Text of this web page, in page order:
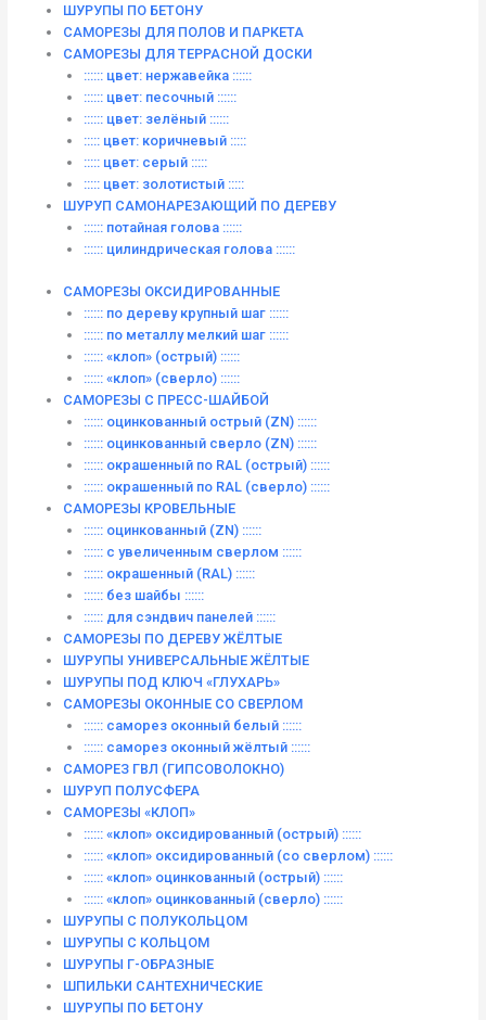
ШУРУПЫ ПО БЕТОНУ
САМОРЕЗЫ ДЛЯ ПОЛОВ И ПАРКЕТА
САМОРЕЗЫ ДЛЯ ТЕРРАСНОЙ ДОСКИ
:::::: цвет: нержавейка ::::::
:::::: цвет: песочный ::::::
:::::: цвет: зелёный ::::::
::::: цвет: коричневый :::::
::::: цвет: серый :::::
::::: цвет: золотистый :::::
ШУРУП САМОНАРЕЗАЮЩИЙ ПО ДЕРЕВУ
:::::: потайная голова ::::::
:::::: цилиндрическая голова ::::::
САМОРЕЗЫ ОКСИДИРОВАННЫЕ
:::::: по дереву крупный шаг ::::::
:::::: по металлу мелкий шаг ::::::
:::::: «клоп» (острый) ::::::
:::::: «клоп» (сверло) ::::::
САМОРЕЗЫ С ПРЕСС-ШАЙБОЙ
:::::: оцинкованный острый (ZN) ::::::
:::::: оцинкованный сверло (ZN) ::::::
:::::: окрашенный по RAL (острый) ::::::
:::::: окрашенный по RAL (сверло) ::::::
САМОРЕЗЫ КРОВЕЛЬНЫЕ
:::::: оцинкованный (ZN) ::::::
:::::: с увеличенным сверлом ::::::
:::::: окрашенный (RAL) ::::::
:::::: без шайбы ::::::
:::::: для сэндвич панелей ::::::
САМОРЕЗЫ ПО ДЕРЕВУ ЖЁЛТЫЕ
ШУРУПЫ УНИВЕРСАЛЬНЫЕ ЖЁЛТЫЕ
ШУРУПЫ ПОД КЛЮЧ «ГЛУХАРЬ»
САМОРЕЗЫ ОКОННЫЕ СО СВЕРЛОМ
:::::: саморез оконный белый ::::::
:::::: саморез оконный жёлтый ::::::
САМОРЕЗ ГВЛ (ГИПСОВОЛОКНО)
ШУРУП ПОЛУСФЕРА
САМОРЕЗЫ «КЛОП»
:::::: «клоп» оксидированный (острый) ::::::
:::::: «клоп» оксидированный (со сверлом) ::::::
:::::: «клоп» оцинкованный (острый) ::::::
:::::: «клоп» оцинкованный (сверло) ::::::
ШУРУПЫ С ПОЛУКОЛЬЦОМ
ШУРУПЫ С КОЛЬЦОМ
ШУРУПЫ Г-ОБРАЗНЫЕ
ШПИЛЬКИ САНТЕХНИЧЕСКИЕ
ШУРУПЫ ПО БЕТОНУ